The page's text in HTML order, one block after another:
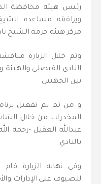
رئيس هيئة محافظة
ويرافقه مساعده
مركز هيئة حرمة الشيخ
وتم خلال الزيارة
النادي الفيصلي
بين الجهتين
و من ثم تم تفعيل
المخدرات من خلال
عبدالله العقيل -رحمه
بالنادي
وفي نهاية الزيارة
للضيوف على الإدارات